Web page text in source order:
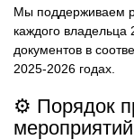
Мы поддерживаем
каждого
документов в
2025-2026 годах.
⚙️ Порядок